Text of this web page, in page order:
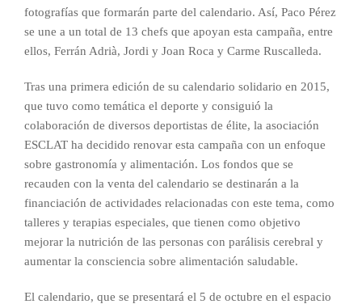
fotografías que formarán parte del calendario. Así, Paco Pérez
se une a un total de 13 chefs que apoyan esta campaña, entre
ellos, Ferrán Adrià, Jordi y Joan Roca y Carme Ruscalleda.
Tras una primera edición de su calendario solidario en 2015,
que tuvo como temática el deporte y consiguió la
colaboración de diversos deportistas de élite, la asociación
ESCLAT ha decidido renovar esta campaña con un enfoque
sobre gastronomía y alimentación. Los fondos que se
recauden con la venta del calendario se destinarán a la
financiación de actividades relacionadas con este tema, como
talleres y terapias especiales, que tienen como objetivo
mejorar la nutrición de las personas con parálisis cerebral y
aumentar la consciencia sobre alimentación saludable.
El calendario, que se presentará el 5 de octubre en el espacio